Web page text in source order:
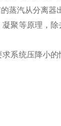
洁的蒸汽从
聚等原理，除
系统压降小的